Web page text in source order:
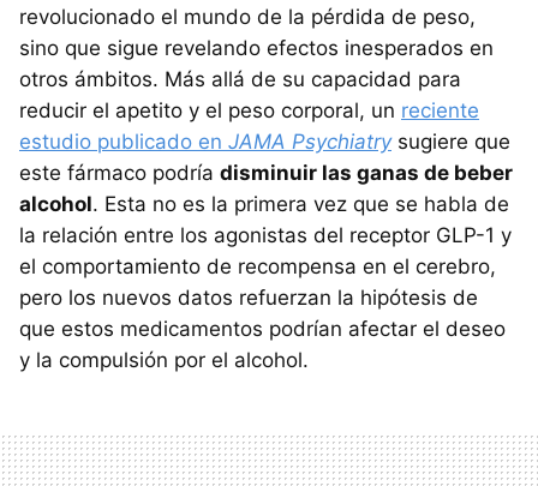
revolucionado el mundo de la pérdida de peso,
sino que sigue revelando efectos inesperados en
otros ámbitos. Más allá de su capacidad para
reducir el apetito y el peso corporal, un reciente
estudio publicado en JAMA Psychiatrysugiere que
este fármaco podría disminuir las ganas de beber
alcohol. Esta no es la primera vez que se habla de
la relación entre los agonistas del receptor GLP-1 y
el comportamiento de recompensa en el cerebro,
pero los nuevos datos refuerzan la hipótesis de
que estos medicamentos podrían afectar el deseo
y la compulsión por el alcohol.